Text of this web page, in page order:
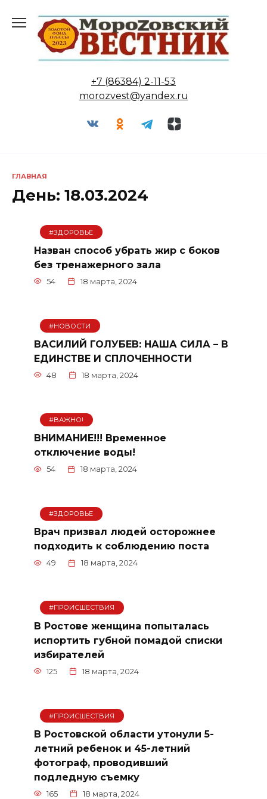
содержанию
+7 (86384) 2-11-53
morozvest@yandex.ru
ГЛАВНАЯ
День: 18.03.2024
#ЗДОРОВЬЕ
Назван способ убрать жир с боков
без тренажерного зала
54 18 марта, 2024
#НОВОСТИ
ВАСИЛИЙ ГОЛУБЕВ: НАША СИЛА – В
ЕДИНСТВЕ И СПЛОЧЕННОСТИ
48 18 марта, 2024
#ВАЖНО!
ВНИМАНИЕ!!! Временное
отключение воды!
54 18 марта, 2024
#ЗДОРОВЬЕ
Врач призвал людей осторожнее
подходить к соблюдению поста
49 18 марта, 2024
#ПРОИСШЕСТВИЯ
В Ростове женщина попыталась
испортить губной помадой списки
избирателей
125 18 марта, 2024
#ПРОИСШЕСТВИЯ
В Ростовской области утонули 5-
летний ребенок и 45-летний
фотограф, проводивший
подледную съемку
165 18 марта, 2024